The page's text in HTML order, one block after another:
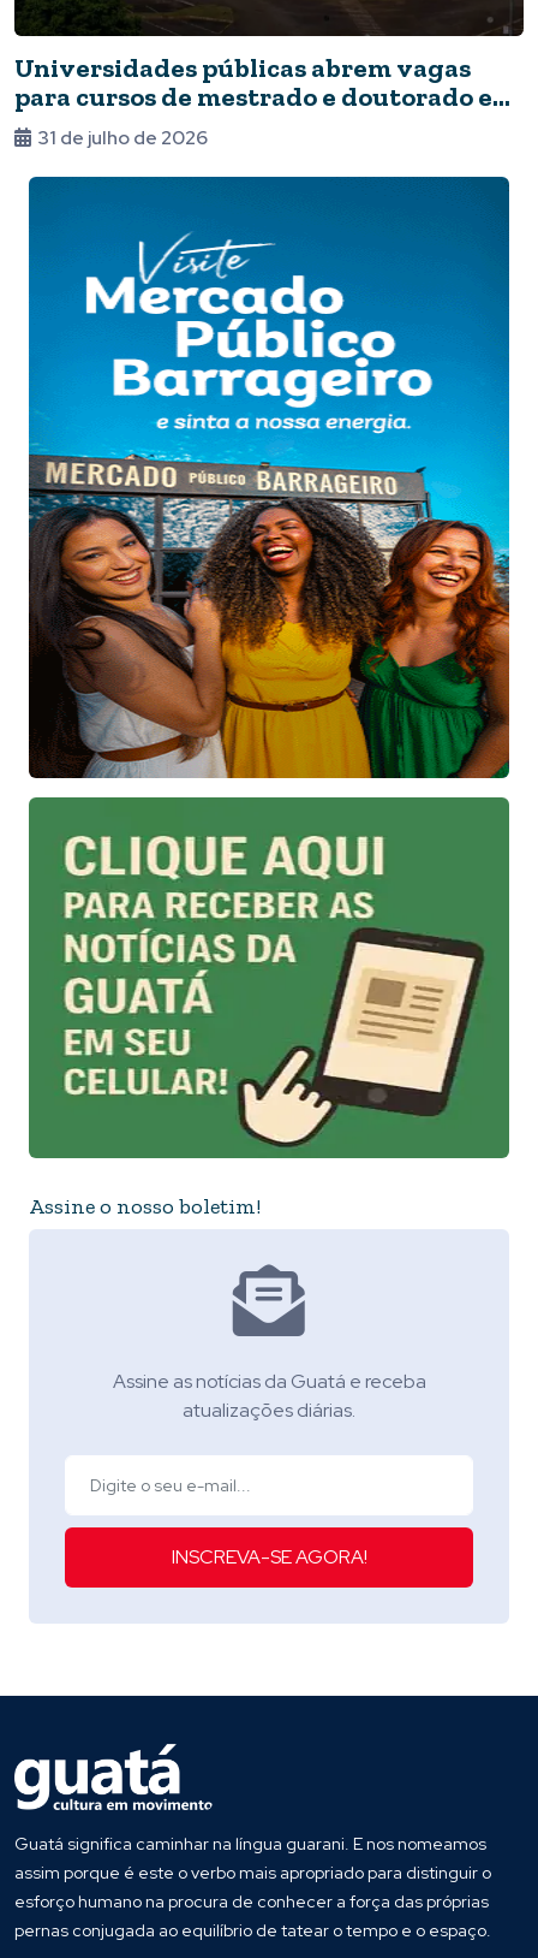
Universidades públicas abrem vagas
para cursos de mestrado e doutorado em
Foz31 de julho de 2026
Assine o nosso boletim!
Assine as notícias da Guatá e receba
atualizações diárias.
INSCREVA-SE AGORA!
Guatá significa caminhar na língua guarani. E nos nomeamos
assim porque é este o verbo mais apropriado para distinguir o
esforço humano na procura de conhecer a força das próprias
pernas conjugada ao equilíbrio de tatear o tempo e o espaço.